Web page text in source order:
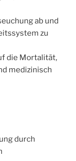
ab und
zu
die Mortalität,
medizinisch
durch